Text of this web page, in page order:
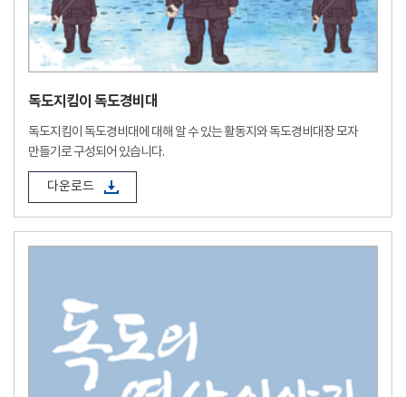
독도지킴이 독도경비대
독도지킴이 독도경비대에 대해 알 수 있는 활동지와 독도경비대장 모자
만들기로 구성되어 있습니다.
다운로드